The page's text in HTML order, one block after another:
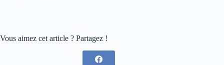
Vous aimez cet article ? Partagez !